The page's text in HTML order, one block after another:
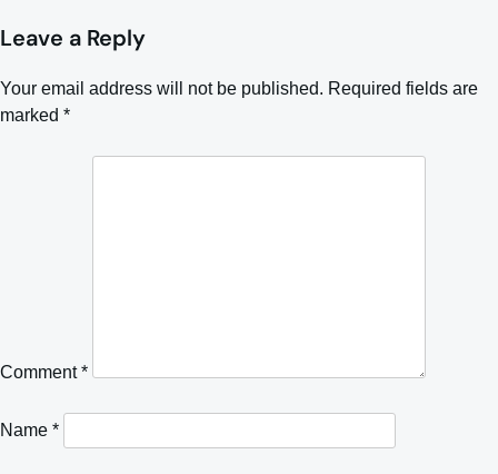
Leave a Reply
Your email address will not be published. Required fields are
marked *
Comment*
Name *